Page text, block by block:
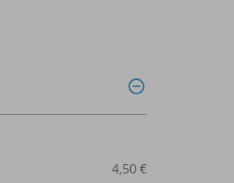
4,50 €